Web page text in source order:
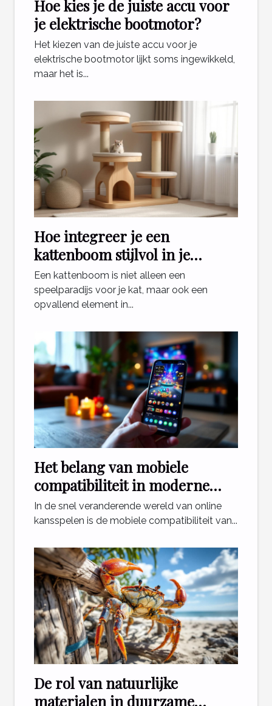
Hoe kies je de juiste accu voor
je elektrische bootmotor?
Het kiezen van de juiste accu voor je
elektrische bootmotor lijkt soms ingewikkeld,
maar het is...
Hoe integreer je een
kattenboom stijlvol in je
interieur?
Een kattenboom is niet alleen een
speelparadijs voor je kat, maar ook een
opvallend element in...
Het belang van mobiele
compatibiliteit in moderne
online casinospellen
In de snel veranderende wereld van online
kansspelen is de mobiele compatibiliteit van...
De rol van natuurlijke
materialen in duurzame